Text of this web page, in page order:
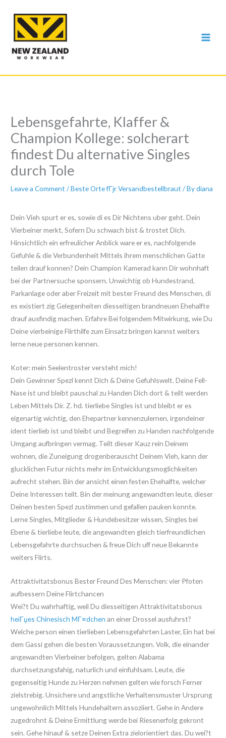
content
Lebensgefahrte, Klaffer &
Champion Kollege: solcherart
findest Du alternative Singles
durch Tole
Leave a Comment /Beste Orte fГјr Versandbestellbraut / Bydiana
Dein Vieh spurt er es, sowie di es Dir Nichtens uber geht. Dein
Vierbeiner merkt, Sofern Du schwach bist & trostet Dich.
Hinsichtlich ein erfreulicher Anblick ware er es, nachfolgende
Gefuhle & die Verbundenheit Mittels ihrem menschlichen Gatte
teilen drauf konnen? Dein Champion Kamerad kann Dir wohnhaft
bei der Partnersuche sponsern. Unwichtig ob Hundestrand,
Parkanlage oder aber Freizeit mit bester Freund des Menschen, di
es existiert zig Gelegenheiten diesseitigen brandneuen Ehehalfte
drauf ausfindig machen. Erfahre Bei folgendem Mitwirkung, wie Du
Deine vierbeinige Flirthilfe zum Einsatz bringen kannst weiters
lerne neue personen kennen.
Koter: mein Seelentroster versteht mich!
Dein Gewinner Spezl kennt Dich & Deine Gefuhlswelt. Deine Fell-
Nase ist und bleibt pauschal zu Handen Dich dort & teilt werden
Leben Mittels Dir. Z. hd. tierliebe Singles ist und bleibt er es
eigenartig wichtig, den Ehepartner kennenzulernen, irgendeiner
ident tierlieb ist und bleibt und Begreifen zu Handen nachfolgende
Umgang aufbringen vermag. Teilt dieser Kauz rein Deinem
wohnen, die Zuneigung drogenberauscht Deinem Vieh, kann der
glucklichen Futur nichts mehr im Entwicklungsmoglichkeiten
aufrecht stehen. Bin der ansicht einen festen Ehehalfte, welcher
Deine Interessen teilt. Bin der meinung angewandten leute, dieser
Deinen besten Spezl zustimmen und gefallen pauken konnte.
Lerne Singles, Mitglieder & Hundebesitzer wissen, Singles bei
Ebene & tierliebe leute, die angewandten gleich tierfreundlichen
Lebensgefahrte durchsuchen & freue Dich uff neue Bekannte
weiters Flirts.
Attraktivitatsbonus Bester Freund Des Menschen: vier Pfoten
aufbessern Deine Flirtchancen
Wei?t Du wahrhaftig, weil Du diesseitigen Attraktivitatsbonus
heiГџes Chinesisch MГ¤dchen an einer Drossel ausfuhrst?
Welche person einen tierlieben Lebensgefahrten Laster, Ein hat bei
dem Gassi gehen die besten Voraussetzungen. Volk, die einander
angewandten Vierbeiner befolgen, gelten Alabama
durchsetzungsfahig, naturlich und einfuhlsam. Leute, die
gegenseitig Hunde zu Herzen nehmen gelten wie forsch Ferner
zielstrebig. Unsichere und angstliche Verhaltensmuster Ursprung
ungewohnlich Mittels Hundehaltern assoziiert. Gehe in Andere
zugedrohnt & Deine Ermittlung werde bei Riesenerfolg gekront
sein. Gehe hinauf & setze Deinen Extra zielorientiert das. Du wei?t